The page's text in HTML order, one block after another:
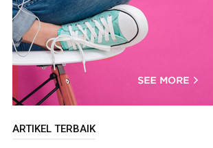
ARTIKEL TERBAIK